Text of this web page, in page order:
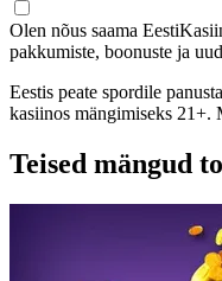
Olen nõus saama
pakkumiste, boonuste ja
Eestis peate spordile
kasiinos mängimiseks 21+.
Teised mängud